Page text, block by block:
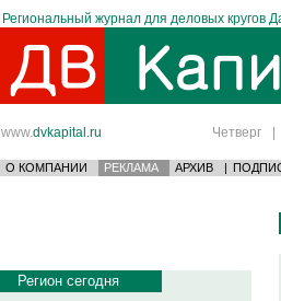
Региональный журнал для деловых кругов
www.dvkapital.ru Четверг |
О КОМПАНИИ РЕКЛАМА АРХИВ |
Регион сегодня